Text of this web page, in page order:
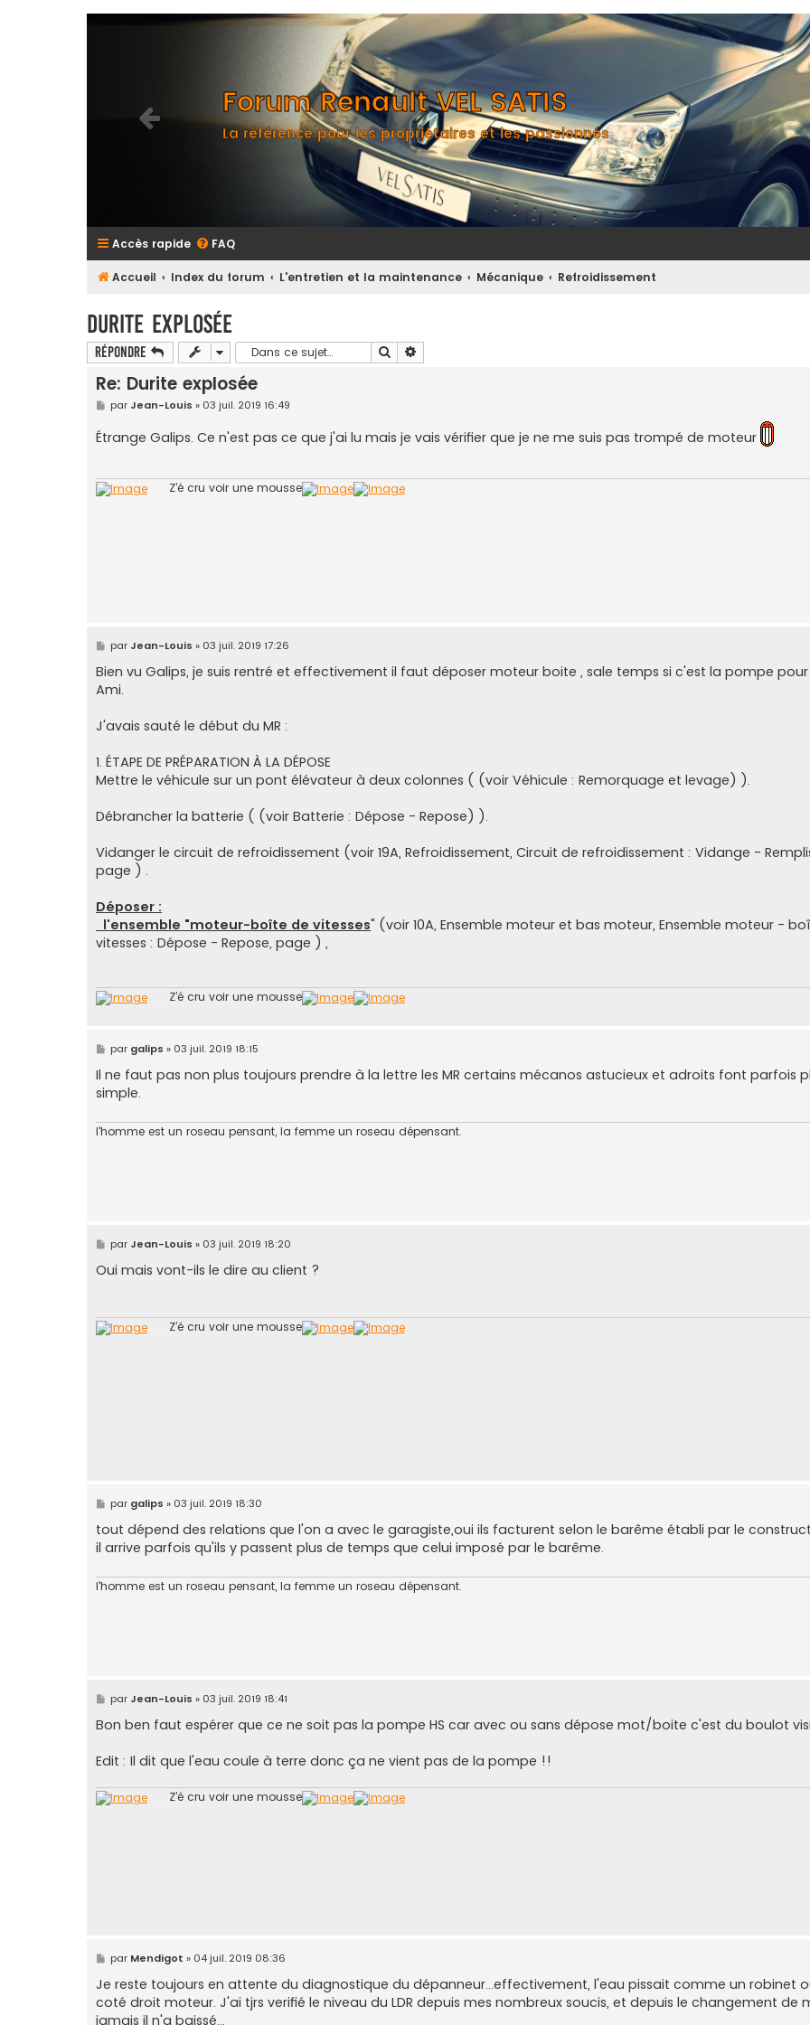
Forum Renault VEL SATIS
La référence pour les propriétaires et les passionnés
Accès rapide FAQ
Accueil Index du forum L'entretien et la maintenance Mécanique Refroidissement
Durite explosée
Répondre Rechercher
Re: Durite explosée
M
e
s
par Jean-Louis » 03 juil. 2019 16:49
Étrange Galips. Ce n'est pas ce que j'ai lu mais je vais vérifier que je ne me suis pas trompé de moteur
Z’é cru voir une mousse
M
e
s
s
a
par Jean-Louis » 03 juil. 2019 17:26
Bien vu Galips, je suis rentré et effectivement il faut déposer moteur boite , sale temps si c'est la pompe
Ami.
J'avais sauté le début du MR :
1. ÉTAPE DE PRÉPARATION À LA DÉPOSE
Mettre le véhicule sur un pont élévateur à deux colonnes ( (voir Véhicule : Remorquage et levage) ).
Débrancher la batterie ( (voir Batterie : Dépose - Repose) ).
Vidanger le circuit de refroidissement (voir 19A, Refroidissement, Circuit de refroidissement : Vidange -
page ) .
Déposer :
l'ensemble "moteur-boîte de vitesses" (voir 10A, Ensemble moteur et bas moteur, Ensemble moteur -
vitesses : Dépose - Repose, page ) ,
Z’é cru voir une mousse
M
e
s
s
a
par galips » 03 juil. 2019 18:15
Il ne faut pas non plus toujours prendre à la lettre les MR certains mécanos astucieux et adroits font parfois
simple.
l'homme est un roseau pensant, la femme un roseau dépensant.
M
e
s
s
par Jean-Louis » 03 juil. 2019 18:20
Oui mais vont-ils le dire au client ?
Z’é cru voir une mousse
M
e
s
s
a
par galips » 03 juil. 2019 18:30
tout dépend des relations que l'on a avec le garagiste,oui ils facturent selon le barême établi par le
il arrive parfois qu'ils y passent plus de temps que celui imposé par le barême.
l'homme est un roseau pensant, la femme un roseau dépensant.
M
e
s
s
g
e
par Jean-Louis » 03 juil. 2019 18:41
Bon ben faut espérer que ce ne soit pas la pompe HS car avec ou sans dépose mot/boite c'est du boulot
Edit : Il dit que l'eau coule à terre donc ça ne vient pas de la pompe !!
Z’é cru voir une mousse
M
e
s
s
a
g
par Mendigot » 04 juil. 2019 08:36
Je reste toujours en attente du diagnostique du dépanneur...effectivement, l'eau pissait comme un robinet
coté droit moteur. J'ai tjrs verifié le niveau du LDR depuis mes nombreux soucis, et depuis le changement de
jamais il n'a baissé...